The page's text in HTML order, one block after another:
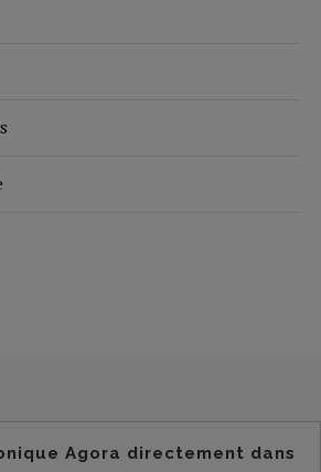
Agora directement dans